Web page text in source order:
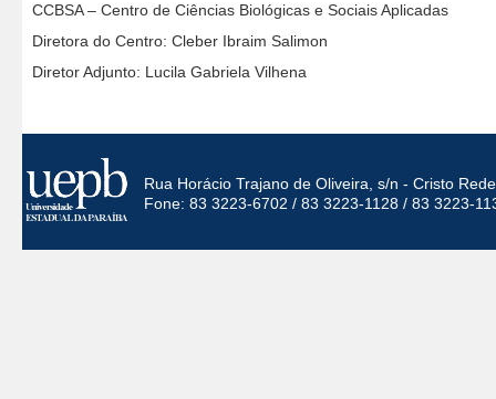
CCBSA – Centro de Ciências Biológicas e Sociais Aplicadas
Diretora do Centro: Cleber Ibraim Salimon
Diretor Adjunto: Lucila Gabriela Vilhena
Rua Horácio Trajano de Oliveira, s/n - Cristo
Fone: 83 3223-6702 / 83 3223-1128 / 83 3223-